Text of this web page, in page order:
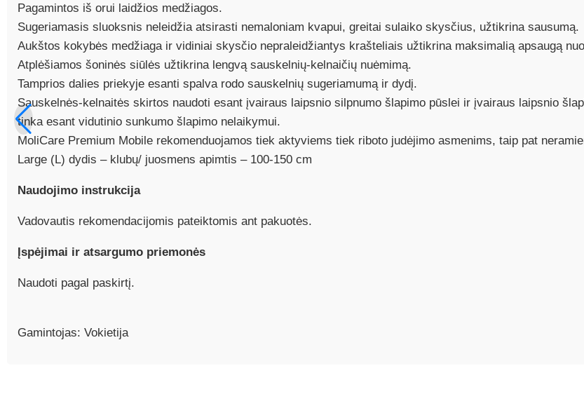
Pagamintos iš orui laidžios medžiagos.
Sugeriamasis sluoksnis neleidžia atsirasti nemaloniam kvapui, greitai sulaiko skysčius, užtikrina sausumą.
Aukštos kokybės medžiaga ir vidiniai skysčio nepraleidžiantys krašteliais užtikrina maksimalią apsaugą
Atplėšiamos šoninės siūlės užtikrina lengvą sauskelnių-kelnaičių nuėmimą.
Tamprios dalies priekyje esanti spalva rodo sauskelnių sugeriamumą ir dydį.
Sauskelnės-kelnaitės skirtos naudoti esant įvairaus laipsnio silpnumo šlapimo pūslei ir įvairaus laipsnio
tinka esant vidutinio sunkumo šlapimo nelaikymui.
MoliCare Premium Mobile rekomenduojamos tiek aktyviems tiek riboto judėjimo asmenims, taip pat
Large (L) dydis – klubų/ juosmens apimtis – 100-150 cm
Naudojimo instrukcija
Vadovautis rekomendacijomis pateiktomis ant pakuotės.
Įspėjimai ir atsargumo priemonės
Naudoti pagal paskirtį.
Gamintojas: Vokietija